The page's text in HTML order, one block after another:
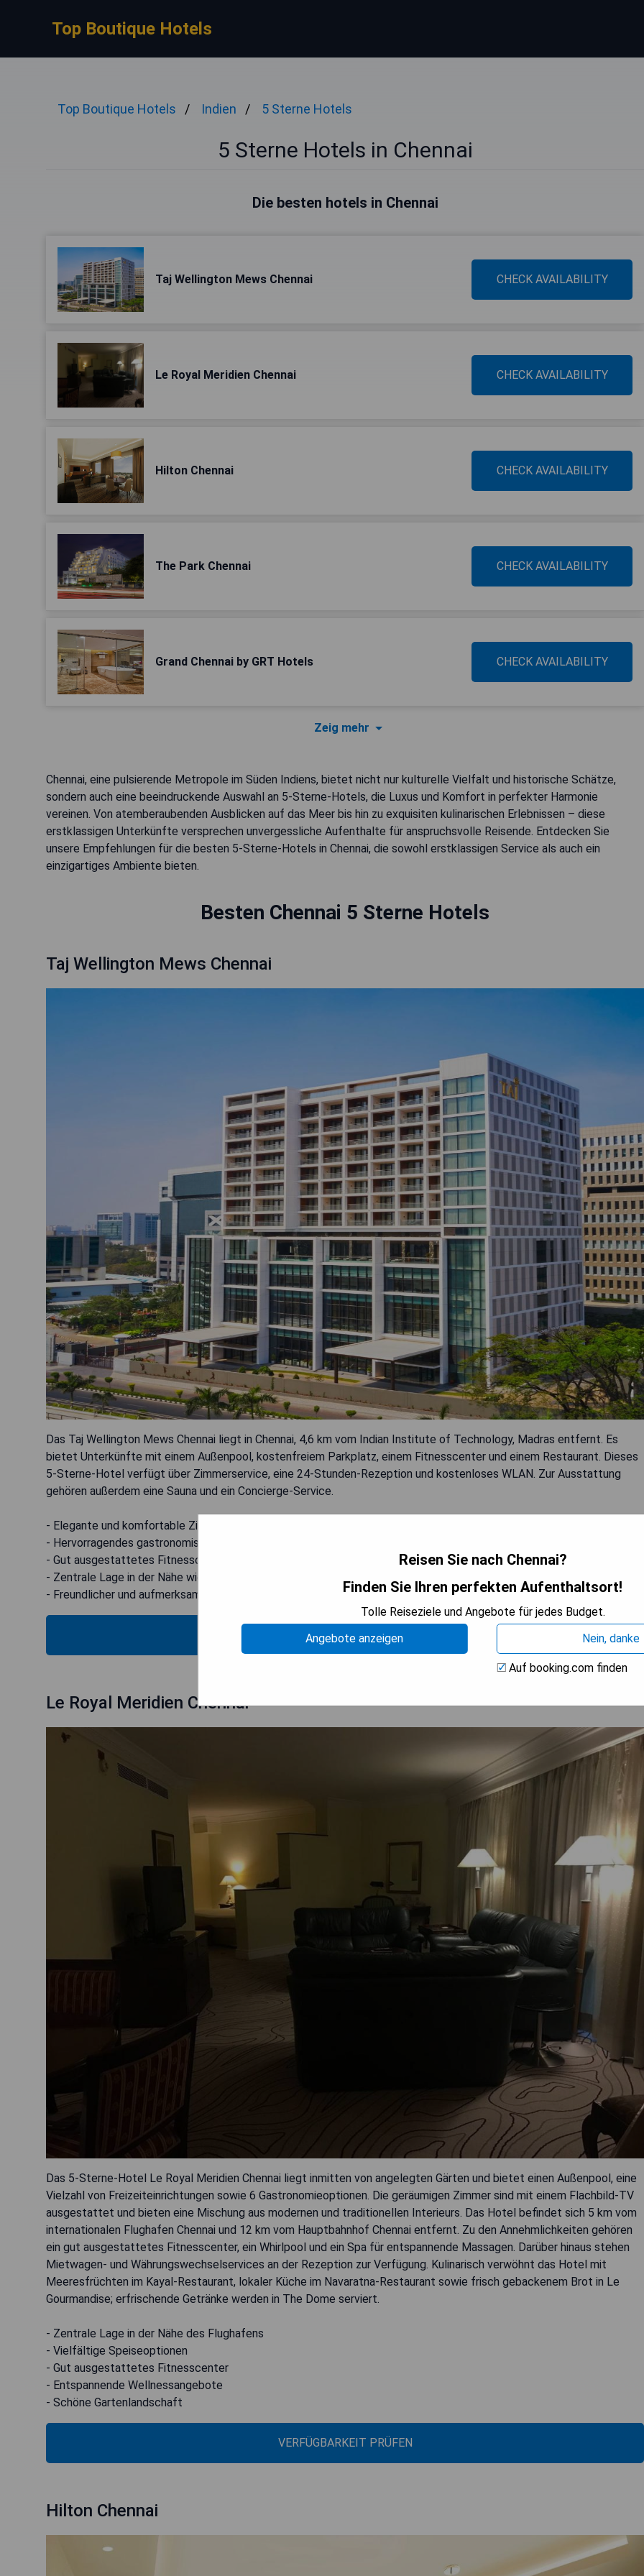
Top Boutique Hotels
Top Boutique Hotels Indien 5 Sterne Hotels
5 Sterne Hotels in Chennai
Die besten hotels in Chennai
Taj Wellington Mews Chennai CHECK AVAILABILITY
Le Royal Meridien Chennai CHECK AVAILABILITY
Hilton Chennai CHECK AVAILABILITY
The Park Chennai CHECK AVAILABILITY
Grand Chennai by GRT Hotels CHECK AVAILABILITY
Zeig mehr
Chennai, eine pulsierende Metropole im Süden Indiens, bietet nicht nur kulturelle Vielfalt und historische Schätze,
sondern auch eine beeindruckende Auswahl an 5-Sterne-Hotels, die Luxus und Komfort in perfekter Harmonie
vereinen. Von atemberaubenden Ausblicken auf das Meer bis hin zu exquisiten kulinarischen Erlebnissen – diese
erstklassigen Unterkünfte versprechen unvergessliche Aufenthalte für anspruchsvolle Reisende. Entdecken Sie
unsere Empfehlungen für die besten 5-Sterne-Hotels in Chennai, die sowohl erstklassigen Service als auch ein
einzigartiges Ambiente bieten.
Besten Chennai 5 Sterne Hotels
Taj Wellington Mews Chennai
Das Taj Wellington Mews Chennai liegt in Chennai, 4,6 km vom Indian Institute of Technology, Madras entfernt. Es
bietet Unterkünfte mit einem Außenpool, kostenfreiem Parkplatz, einem Fitnesscenter und einem Restaurant. Dieses
5-Sterne-Hotel verfügt über Zimmerservice, eine 24-Stunden-Rezeption und kostenloses WLAN. Zur Ausstattung
gehören außerdem eine Sauna und ein Concierge-Service.
- Elegante und komfortable Zimmer
- Hervorragendes gastronomisches Angebot
- Gut ausgestattetes Fitnesscenter
- Zentrale Lage in der Nähe wichtiger Sehenswürdigkeiten
- Freundlicher und aufmerksamer Service
VERFÜGBARKEIT PRÜFEN
Le Royal Meridien Chennai
Das 5-Sterne-Hotel Le Royal Meridien Chennai liegt inmitten von angelegten Gärten und bietet einen Außenpool, eine
Vielzahl von Freizeiteinrichtungen sowie 6 Gastronomieoptionen. Die geräumigen Zimmer sind mit einem Flachbild-TV
ausgestattet und bieten eine Mischung aus modernen und traditionellen Interieurs. Das Hotel befindet sich 5 km vom
internationalen Flughafen Chennai und 12 km vom Hauptbahnhof Chennai entfernt. Zu den Annehmlichkeiten gehören
ein gut ausgestattetes Fitnesscenter, ein Whirlpool und ein Spa für entspannende Massagen. Darüber hinaus stehen
Mietwagen- und Währungswechselservices an der Rezeption zur Verfügung. Kulinarisch verwöhnt das Hotel mit
Meeresfrüchten im Kayal-Restaurant, lokaler Küche im Navaratna-Restaurant sowie frisch gebackenem Brot in Le
Gourmandise; erfrischende Getränke werden in The Dome serviert.
- Zentrale Lage in der Nähe des Flughafens
- Vielfältige Speiseoptionen
- Gut ausgestattetes Fitnesscenter
- Entspannende Wellnessangebote
- Schöne Gartenlandschaft
VERFÜGBARKEIT PRÜFEN
Hilton Chennai
Reisen Sie nach Chennai?
Finden Sie Ihren perfekten Aufenthaltsort!
Tolle Reiseziele und Angebote für jedes Budget.
Angebote anzeigen
Nein, danke
Auf booking.com finden